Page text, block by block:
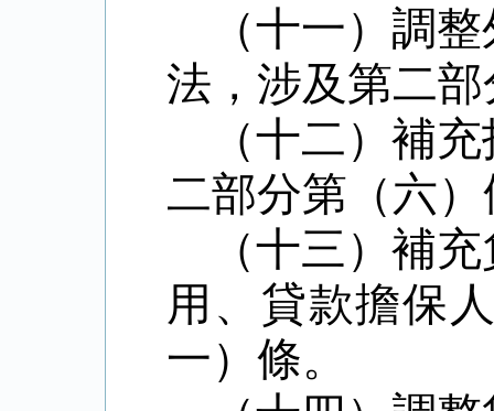
（十一）調
法，涉及第二
（十二）補
二部分第（六
（十三）補
用、貸款擔保
一）條。